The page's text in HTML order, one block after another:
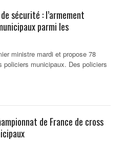
sécurité : l’armement
parmi les
ministre mardi et propose 78
policiers municipaux. Des policiers
de France de cross